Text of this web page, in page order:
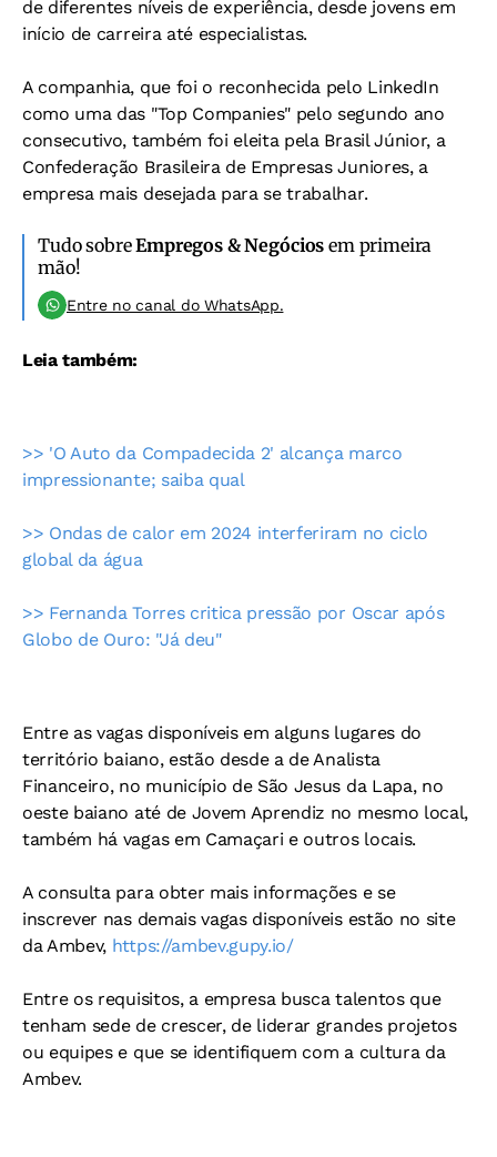
de diferentes níveis de experiência, desde jovens em
início de carreira até especialistas.
A companhia, que foi o reconhecida pelo LinkedIn
como uma das "Top Companies" pelo segundo ano
consecutivo, também foi eleita pela Brasil Júnior, a
Confederação Brasileira de Empresas Juniores, a
empresa mais desejada para se trabalhar.
Tudo sobreEmpregos & Negócios em primeira
mão!
Entre no canal do WhatsApp.
Leia também:
>> 'O Auto da Compadecida 2' alcança marco
impressionante; saiba qual
>> Ondas de calor em 2024 interferiram no ciclo
global da água
>> Fernanda Torres critica pressão por Oscar após
Globo de Ouro: "Já deu"
Entre as vagas disponíveis em alguns lugares do
território baiano, estão desde a de Analista
Financeiro, no município de São Jesus da Lapa, no
oeste baiano até de Jovem Aprendiz no mesmo local,
também há vagas em Camaçari e outros locais.
A consulta para obter mais informações e se
inscrever nas demais vagas disponíveis estão no site
da Ambev, https://ambev.gupy.io/
Entre os requisitos, a empresa busca talentos que
tenham sede de crescer, de liderar grandes projetos
ou equipes e que se identifiquem com a cultura da
Ambev.